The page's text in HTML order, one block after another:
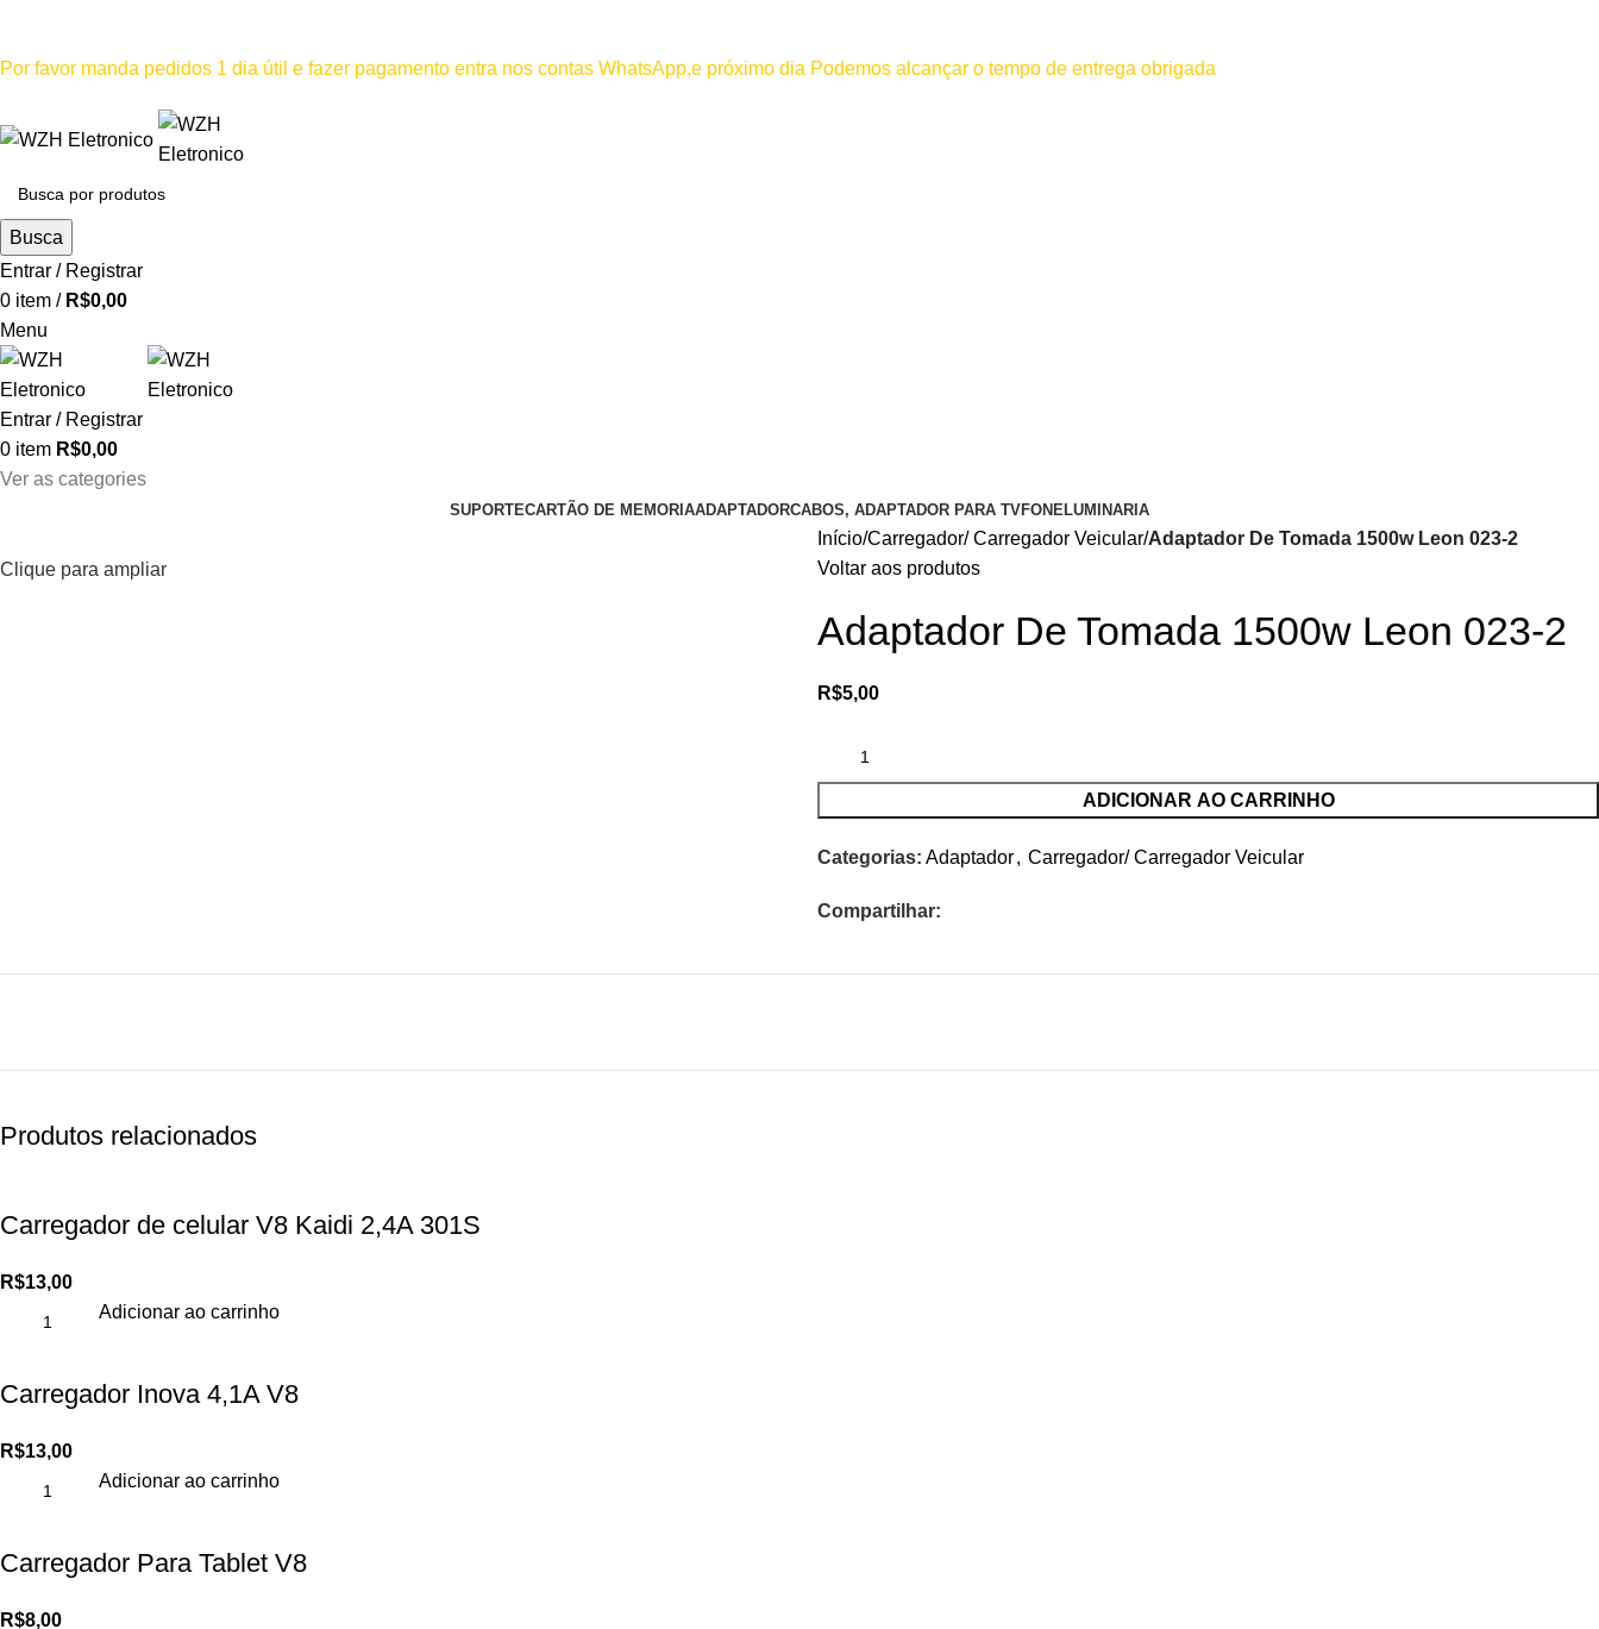
Por favor manda pedidos 1 dia útil e fazer pagamento entra nos contas WhatsApp,e próximo dia Podemos alcançar o tempo de entrega obrigada
Busca
Entrar / Registrar
0 item / R$0,00
Menu
Entrar / Registrar
0 item R$0,00
Ver as categories
SUPORTECARTÃO DE MEMORIAADAPTADORCABOS, ADAPTADOR PARA TVFONELUMINARIA
Clique para ampliar
Início Carregador/ Carregador Veicular Adaptador De Tomada 1500w Leon 023-2
Voltar aos produtos
Adaptador De Tomada 1500w Leon 023-2
R$5,00
ADICIONAR AO CARRINHO
Categorias: Adaptador, Carregador/ Carregador Veicular
Compartilhar:
Produtos relacionados
Carregador de celular V8 Kaidi 2,4A 301S
R$13,00
Adicionar ao carrinho
Carregador Inova 4,1A V8
R$13,00
Adicionar ao carrinho
Carregador Para Tablet V8
R$8,00